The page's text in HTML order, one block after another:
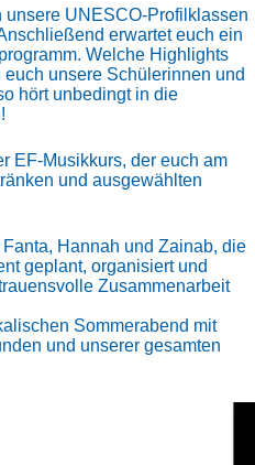
unsere UNESCO-Profilklassen
erwartet euch ein
Welche Highlights
unsere Schülerinnen und
hört unbedingt in die
EF-Musikkurs, der euch am
und ausgewählten
Hannah und Zainab, die
geplant, organisiert und
Zusammenarbeit
Sommerabend mit
und unserer gesamten